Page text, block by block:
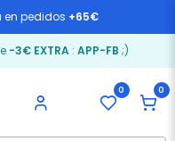
en pedidos +65€
-3€ EXTRA: APP-FB ;)
0 0